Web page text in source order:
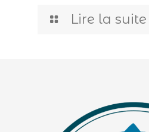
Lire la suite